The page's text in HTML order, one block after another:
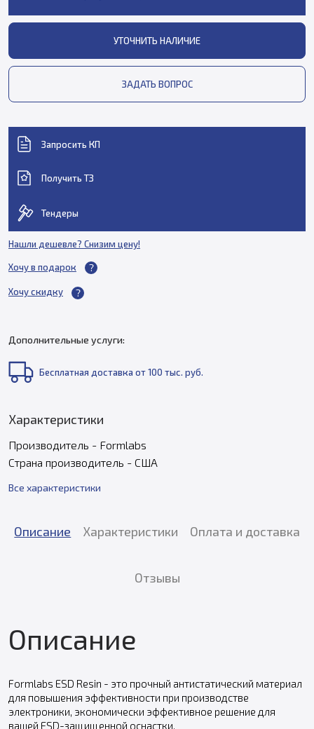
УТОЧНИТЬ НАЛИЧИЕ
ЗАДАТЬ ВОПРОС
Запросить КП
Получить ТЗ
Тендеры
Нашли дешевле? Снизим цену!
Хочу в подарок
Хочу скидку
Дополнительные услуги:
Бесплатная доставка от 100 тыс. руб.
Характеристики
Производитель - Formlabs
Страна производитель - США
Все характеристики
Описание Характеристики Оплата и доставка
Отзывы
Описание
Formlabs ESD Resin - это прочный антистатический материал
для повышения эффективности при производстве
электроники, экономически эффективное решение для
вашей ESD-защищенной оснастки.